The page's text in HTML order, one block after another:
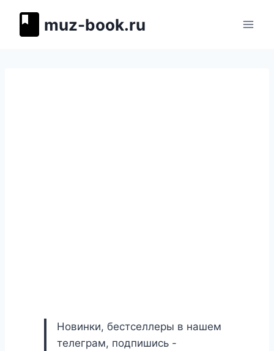
muz-book.ru
Новинки, бестселлеры в нашем
телеграм, подпишись -